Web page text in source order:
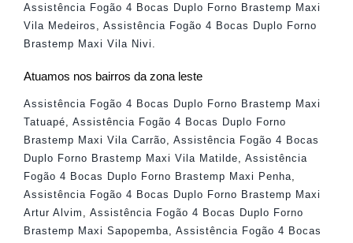
Assistência Fogão 4 Bocas Duplo Forno Brastemp Maxi
Vila Medeiros
Assistência Fogão 4 Bocas Duplo Forno
Brastemp Maxi Vila Nivi
Atuamos nos bairros da zona leste
Assistência Fogão 4 Bocas Duplo Forno Brastemp Maxi
Tatuapé, Assistência Fogão 4 Bocas Duplo Forno
Brastemp Maxi Vila Carrão, Assistência Fogão 4 Bocas
Duplo Forno Brastemp Maxi Vila Matilde, Assistência
Fogão 4 Bocas Duplo Forno Brastemp Maxi Penha,
Assistência Fogão 4 Bocas Duplo Forno Brastemp Maxi
Artur Alvim , Assistência Fogão 4 Bocas Duplo Forno
Brastemp Maxi Sapopemba, Assistência Fogão 4 Bocas